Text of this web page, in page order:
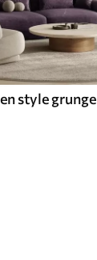
style grunge